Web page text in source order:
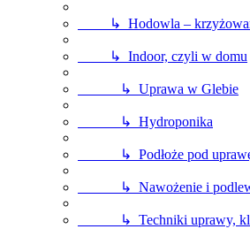
↳ Hodowla –
↳ Indoor, czyli w domu
↳ Uprawa w Glebie
↳ Hydroponika
↳ Podłoże pod
↳ Nawożenie i
↳ Techniki uprawy,